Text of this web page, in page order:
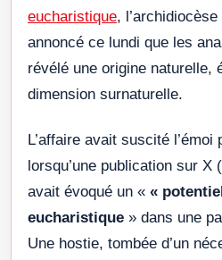
eucharistique,
annoncé ce lundi que les
révélé une origine naturelle,
dimension surnaturelle.
L’affaire avait suscité
lorsqu’une publication sur X
avait évoqué un « «
eucharistique » dans une
Une hostie, tombée d’un